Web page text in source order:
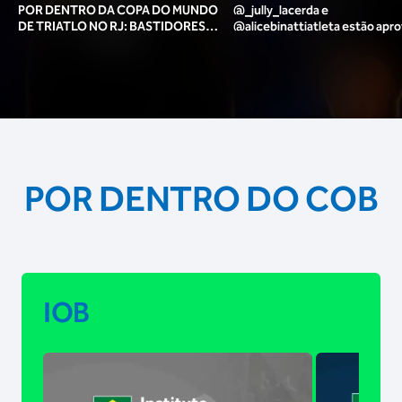
POR DENTRO DA COPA DO MUNDO
DE TRIATLO NO RJ: BASTIDORES,
@_jully_lacerda​ e
@alicebinattiatleta​ estão
POR DENTRO DO COB
IOB